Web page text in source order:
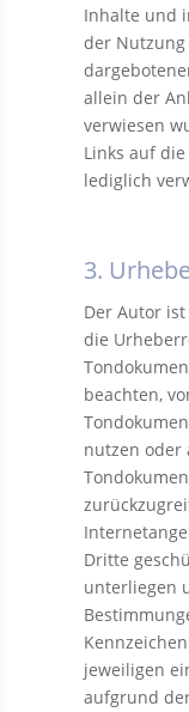
Inhalte und
der
allein der
verwiesen
Links auf
lediglich
3.
Der Autor
die
beachten,
nutzen oder
Dritte
unterliegen
jeweiligen
aufgrund